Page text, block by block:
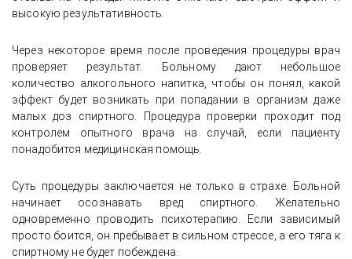
высокую результативность.
Через некоторое время после проведения процедуры врач
проверяет результат. Больному дают небольшое
количество алкогольного напитка, чтобы он понял, какой
эффект будет возникать при попадании в организм даже
малых доз спиртного. Процедура проверки проходит под
контролем опытного врача на случай, если пациенту
понадобится медицинская помощь.
Суть процедуры заключается не только в страхе. Больной
начинает осознавать вред спиртного. Желательно
одновременно проводить психотерапию. Если зависимый
просто боится, он пребывает в сильном стрессе, а его тяга к
спиртному не будет побеждена.